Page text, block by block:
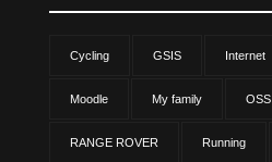
Cycling GSIS Internet
Moodle My family OSS
RANGE ROVER Running